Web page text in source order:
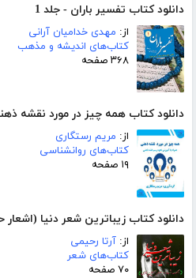
دانلود کتاب تفسیر باران - جلد 1
از: مهدی خدامیان آرانی
کتاب‌های اندیشه و مذهب
۳۶۸ صفحه
دانلود کتاب همه چیز در مورد نقشه
از: مریم رستگاری
کتاب‌های روانشناسی
۱۹ صفحه
دانلود کتاب زیباترین شعر دنیا
از: آرتا رحیمی
کتاب‌های شعر
۷۰ صفحه